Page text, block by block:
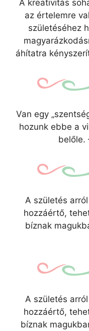
A kreativitás
az értelemre
születéséhez
áhítatra
Van egy
hozunk ebbe a
belőle.
A születés
hozzáértő,
bíznak
A születés
hozzáértő,
bíznak